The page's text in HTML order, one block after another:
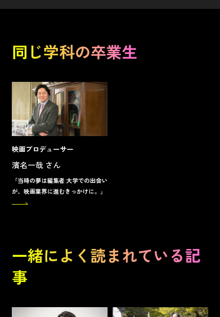
同じ学科の卒業生
映画プロデューサー
濱名一哉 さん
「当時の夢は編集者 大学での出会い
が、映画業界に進むきっかけに。」
一緒によく読まれている記
事